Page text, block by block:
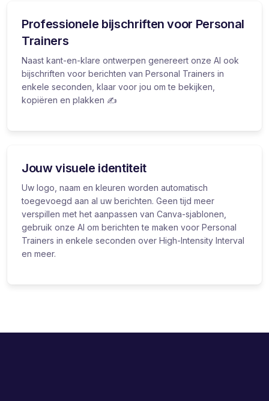
Professionele bijschriften voor Personal
Trainers
Naast kant-en-klare ontwerpen genereert onze AI ook
bijschriften voor berichten van Personal Trainers in
enkele seconden, klaar voor jou om te bekijken,
kopiëren en plakken ✍️
Jouw visuele identiteit
Uw logo, naam en kleuren worden automatisch
toegevoegd aan al uw berichten. Geen tijd meer
verspillen met het aanpassen van Canva-sjablonen,
gebruik onze AI om berichten te maken voor Personal
Trainers in enkele seconden over High-Intensity Interval
en meer.